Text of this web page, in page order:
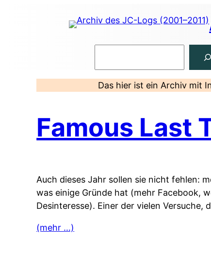
Das hier ist ein Archiv mit
Famous Last
Auch dieses Jahr sollen sie nicht fehlen:
was einige Gründe hat (mehr Facebook,
Desinteresse). Einer der vielen
(mehr …)